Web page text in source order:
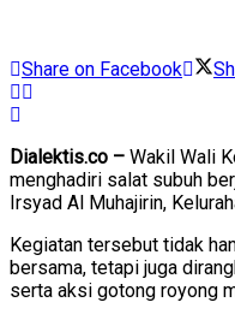
Share on Facebook
Dialektis.co – Wakil Wali
menghadiri salat subuh
Irsyad Al Muhajirin,
Kegiatan tersebut tidak
bersama, tetapi juga
serta aksi gotong royong